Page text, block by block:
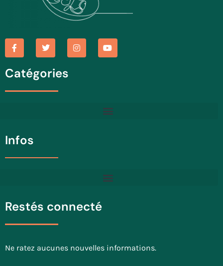
Catégories
Infos
Restés connecté
Ne ratez aucunes nouvelles informations.